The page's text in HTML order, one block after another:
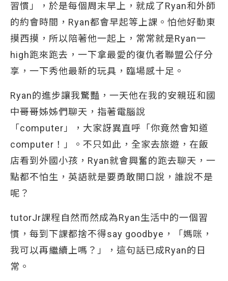
習慣」，於是每個周末早上，就成了Ryan和外師
的約會時間，Ryan都會早起等上課。怕他好動東
摸西摸，所以陪著他一起上，常常就是Ryan一
high跑來跑去，一下拿最愛的復仇者聯盟公仔分
享，一下秀他最新的玩具，臨場感十足。
Ryan的進步讓我驚豔，一天他在我的安親班和國
中哥哥姊姊們聊天，指著電腦說
「computer」，大家訝異直呼「你竟然會知道
computer！」。不只如此，全家去旅遊，在飯
店看到外國小孩，Ryan就會興奮的跑去聊天，一
點都不怕生，英語就是要勇敢開口說，誰說不是
呢？
tutorJr課程自然而然成為Ryan生活中的一個習
慣，每到下課都捨不得say goodbye，「媽咪，
我可以再繼續上嗎？」，這句話已成Ryan的日
常。